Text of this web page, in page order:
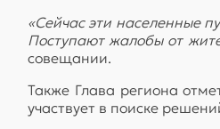
«Сейчас эти населенные
Поступают жалобы от
совещании.
Также Глава региона
участвует в поиске